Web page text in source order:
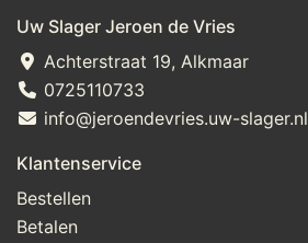
Uw Slager Jeroen de Vries
Achterstraat 19, Alkmaar
0725110733
info@jeroendevries.uw-slager.nl
Klantenservice
Bestellen
Betalen